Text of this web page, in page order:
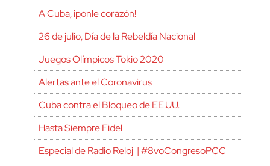
A Cuba, ¡ponle corazón!
26 de julio, Día de la Rebeldía Nacional
Juegos Olímpicos Tokio 2020
Alertas ante el Coronavirus
Cuba contra el Bloqueo de EE.UU.
Hasta Siempre Fidel
Especial de Radio Reloj | #8voCongresoPCC